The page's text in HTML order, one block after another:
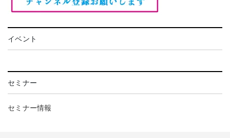
イベント
セミナー
セミナー情報